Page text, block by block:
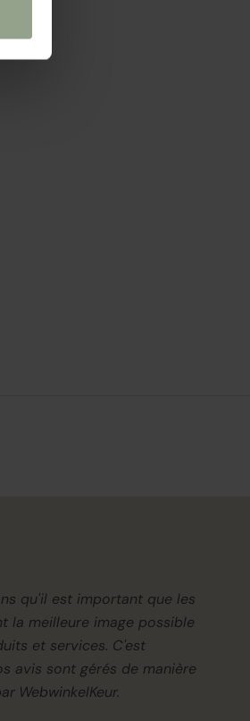
qu'il est important que les
la meilleure image possible
et services. C'est
avis sont gérés de manière
WebwinkelKeur.